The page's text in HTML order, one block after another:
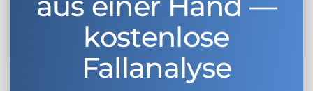
kostenlose
Fallanalyse